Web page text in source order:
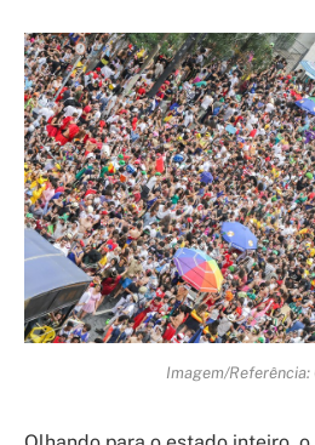
Imagem/Referência: